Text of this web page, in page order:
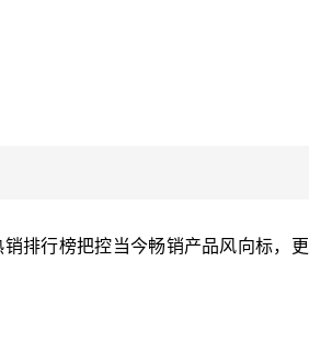
排行榜把控当今畅销产品风向标，